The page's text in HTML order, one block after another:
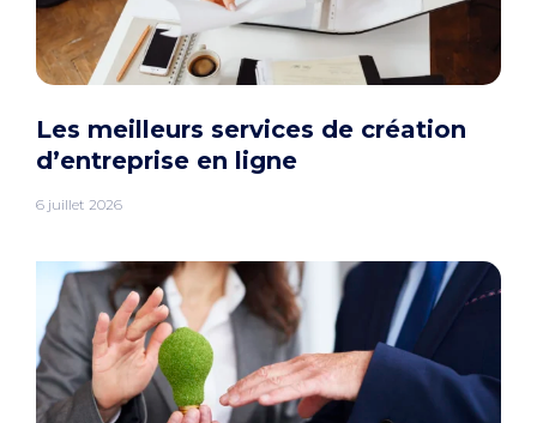
Les meilleurs services de création
d’entreprise en ligne
6 juillet 2026